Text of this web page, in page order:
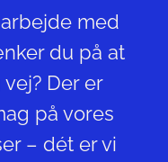
med
du på at
Der er
på vores
– dét er vi